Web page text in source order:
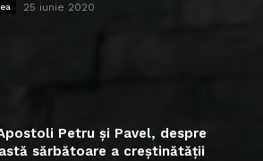
25 iunie 2020
Petru și Pavel, despre
sărbătoare a creștinătății